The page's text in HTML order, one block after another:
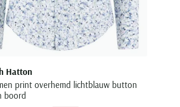
Hatton
print overhemd lichtblauw button
boord